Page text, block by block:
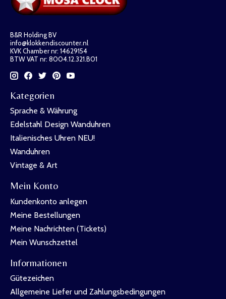
B&R Holding BV
info@klokkendiscounter.nl
KVK Chamber nr: 14629154
BTW VAT nr: 8004.12.321.B01
Kategorien
Sprache & Währung
Edelstahl Design Wanduhren
Italienisches Uhren NEU!
Wanduhren
Vintage & Art
Mein Konto
Kundenkonto anlegen
Meine Bestellungen
Meine Nachrichten (Tickets)
Mein Wunschzettel
Informationen
Gütezeichen
Allgemeine Liefer und Zahlungsbedingungen